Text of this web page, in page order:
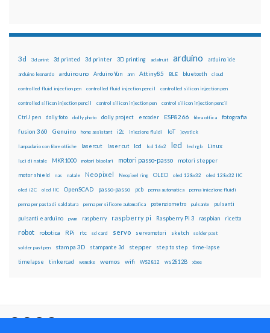
3d 3d print 3d printed 3d printer 3D printing adafruit arduino arduino ide
arduino leonardo arduino uno Arduino Yún arm Attiny85 BLE bluetooth cloud
controlled fluid injection pen controlled fluid injection pencil controlled silicon injection pen
controlled silicon injection pencil control silicon injection pen control silicon injection pencil
CtrlJ pen dolly foto dolly photo dolly project encoder ESP8266 fibra ottica fotografia
fusion 360 Genuino home assistant i2c iniezione fluidi IoT joystick
lampadario con fibre ottiche lasercut laser cut lcd lcd 16x2 led led rgb Linux
luci di natale MKR1000 motori bipolari motori passo-passo motori stepper
motor shield nas natale Neopixel Neopixel ring OLED oled 128x32 oled 128x32 IIC
oled i2C oled IIC OpenSCAD passo-passo pcb penna automatica penna iniezione fluidi
penna per pasta di saldatura penna per silicone automatica potenziometro pulsante pulsanti
pulsanti e arduino pwm raspberry raspberry pi Raspberry Pi 3 raspbian ricetta
robot robotica RPi rtc sd card servo servomotori sketch solder past
solder past pen stampa 3D stampante 3d stepper step to step time-lapse
timelapse tinkercad wemake wemos wifi WS2812 ws2812B xbee